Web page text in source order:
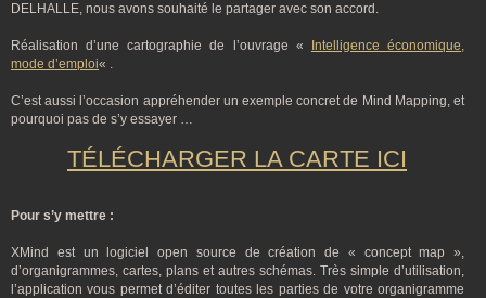
DELHALLE, nous avons souhaité le partager avec son accord.
Réalisation d’une cartographie de l’ouvrage «
Intelligence économique,
mode d’emploi« .
C’est aussi l’occasion appréhender un exemple concret de Mind Mapping, et
pourquoi pas de s’y essayer …
TÉLÉCHARGER LA CARTE ICI
Pour s’y mettre :
XMind est un logiciel open source de création de « concept map »,
d’organigrammes, cartes, plans et autres schémas. Très simple d’utilisation,
l’application vous permet d’éditer toutes les parties de votre organigramme